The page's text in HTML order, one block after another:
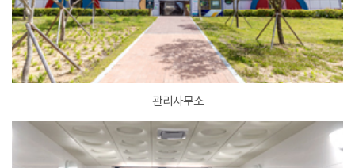
관리사무소